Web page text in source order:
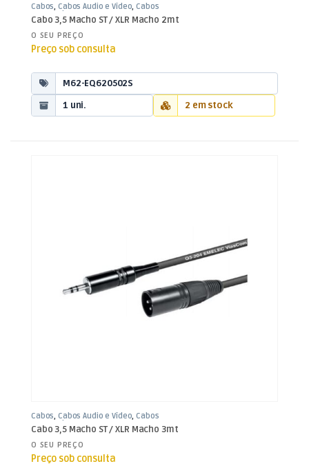
Cabos,Cabos Áudio e Vídeo,Cabos
XLR / Jack 3,5mm
Cabo 3,5 Macho ST / XLR Macho 2mt
O SEU PREÇO
Preço sob consulta
M62-EQ620502S
1 uni.
2 em stock
Cabos,Cabos Áudio e Vídeo,Cabos
XLR / Jack 3,5mm
Cabo 3,5 Macho ST / XLR Macho 3mt
O SEU PREÇO
Preço sob consulta